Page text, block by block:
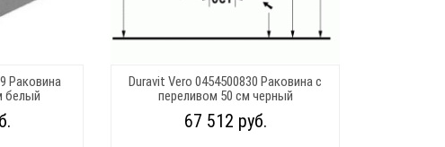
Раковина
белый
Duravit Vero 0454500830 Раковина с
переливом 50 см черный
67 512 руб.